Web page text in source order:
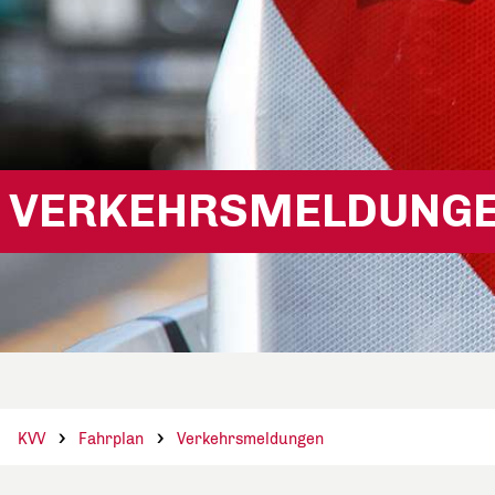
KVV Fahrplan Verkehrsmeldungen